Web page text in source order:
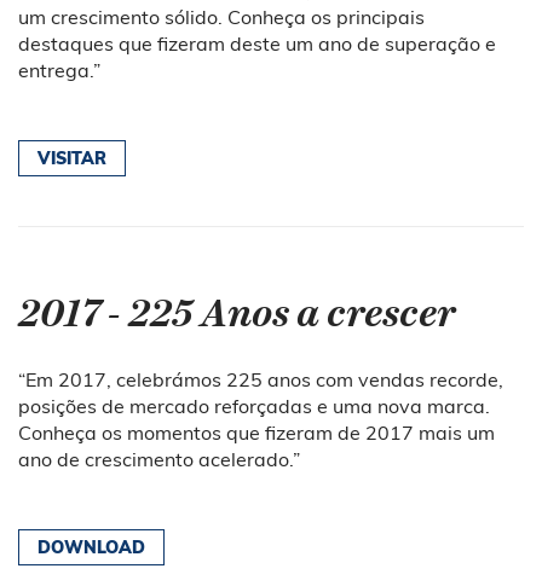
um crescimento sólido. Conheça os principais
destaques que fizeram deste um ano de superação e
entrega.”
VISITAR
2017 - 225 Anos a crescer
“Em 2017, celebrámos 225 anos com vendas recorde,
posições de mercado reforçadas e uma nova marca.
Conheça os momentos que fizeram de 2017 mais um
ano de crescimento acelerado.”
DOWNLOAD